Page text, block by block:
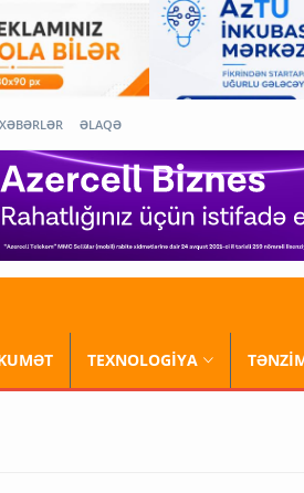
XƏBƏRLƏR ƏLAQƏ
TEXNOLOGİYA